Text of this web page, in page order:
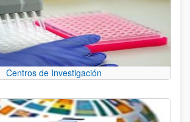
Centros de Investigación